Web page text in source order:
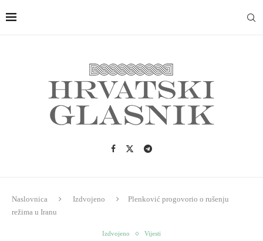
Naslovnica Izdvojeno
Plenković progovorio o rušenju
režima u Iranu
Izdvojeno Vijesti